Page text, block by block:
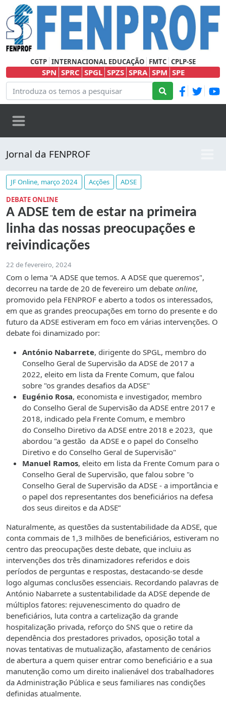
CGTP INTERNACIONAL EDUCAÇÃO FMTC CPLP-SE
SPN SPRC SPGL SPZS SPRA SPM SPE
Jornal da FENPROF
JF Online, março 2024 Acções
ADSE
DEBATE ONLINE
A ADSE tem de estar na primeira
linha das nossas preocupações e
reivindicações
22 de fevereiro, 2024
Com o lema "A ADSE que temos. A ADSE que queremos",
decorreu na tarde de 20 de fevereiro um debate online,
promovido pela FENPROF e aberto a todos os interessados,
em que as grandes preocupações em torno do presente e do
futuro da ADSE estiveram em foco em várias intervenções. O
debate foi dinamizado por:
António Nabarrete, dirigente do SPGL, membro do
Conselho Geral de Supervisão da ADSE de 2017 a
2022, eleito em lista da Frente Comum, que falou
sobre "os grandes desafios da ADSE"
Eugénio Rosa, economista e investigador, membro
do Conselho Geral de Supervisão da ADSE entre 2017 e
2018, indicado pela Frente Comum, e membro
do Conselho Diretivo da ADSE entre 2018 e 2023, que
abordou "a gestão da ADSE e o papel do Conselho
Diretivo e do Conselho Geral de Supervisão"
Manuel Ramos, eleito em lista da Frente Comum para o
Conselho Geral de Supervisão, que falou sobre "o
Conselho Geral de Supervisão da ADSE - a importância e
o papel dos representantes dos beneficiários na defesa
dos seus direitos e da ADSE”
Naturalmente, as questões da sustentabilidade da ADSE, que
conta commais de 1,3 milhões de beneficiários, estiveram no
centro das preocupações deste debate, que incluiu as
intervenções dos três dinamizadores referidos e dois
períodos de perguntas e respostas, destacando-se desde
logo algumas conclusões essenciais. Recordando palavras de
António Nabarrete a sustentabilidade da ADSE depende de
múltiplos fatores: rejuvenescimento do quadro de
beneficiários, luta contra a cartelização da grande
hospitalização privada, reforço do SNS que o retire da
dependência dos prestadores privados, oposição total a
novas tentativas de mutualização, afastamento de cenários
de abertura a quem quiser entrar como beneficiário e a sua
manutenção como um direito inalienável dos trabalhadores
da Administração Pública e seus familiares nas condições
definidas atualmente.